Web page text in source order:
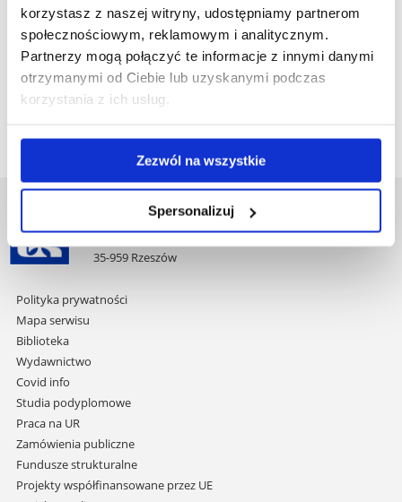
korzystasz z naszej witryny, udostępniamy partnerom
społecznościowym, reklamowym i analitycznym.
Partnerzy mogą połączyć te informacje z innymi danymi
otrzymanymi od Ciebie lub uzyskanymi podczas
korzystania z ich usług.
Zezwól na wszystkie
Spersonalizuj
Zasady przeliczania wyników znajdują się tutaj.
Opis kierunku i/lub specjalności znajduje się
Uniwersytet Rzeszowski
35-959 Rzeszów
Pomiń
nawigację
i
przejdź
do
treści
Polityka prywatności
Mapa serwisu
Biblioteka
Wydawnictwo
Covid info
Studia podyplomowe
Praca na UR
Zamówienia publiczne
Fundusze strukturalne
Projekty współfinansowane przez UE